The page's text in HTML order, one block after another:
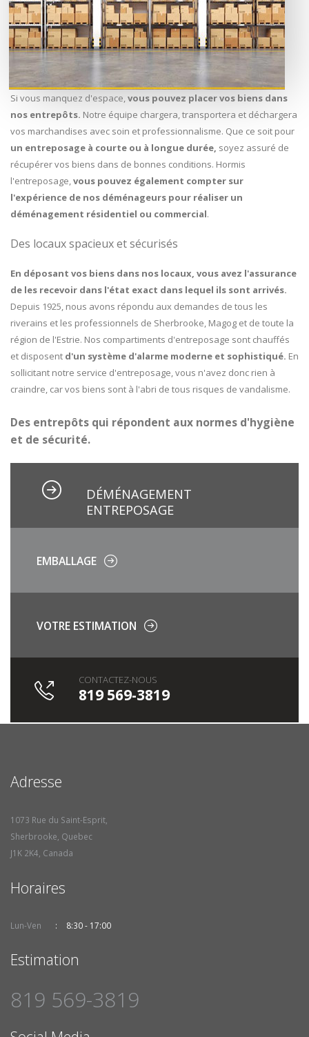
Si vous manquez d'espace,vous pouvez placer vos biens dans
nos entrepôts. Notre équipe chargera, transportera et déchargera
vos marchandises avec soin et professionnalisme. Que ce soit pour
un entreposage à courte ou à longue durée, soyez assuré de
récupérer vos biens dans de bonnes conditions. Hormis
l'entreposage,vous pouvez également compter sur
l'expérience de nos déménageurs pour réaliser un
déménagement résidentiel ou commercial.
Des locaux spacieux et sécurisés
En déposant vos biens dans nos locaux, vous avez l'assurance
de les recevoir dans l'état exact dans lequel ils sont arrivés.
Depuis 1925, nous avons répondu aux demandes de tous les
riverains et les professionnels de Sherbrooke, Magog et de toute la
région de l'Estrie. Nos compartiments d'entreposage sont chauffés
et disposent d'un système d'alarme moderne et sophistiqué. En
sollicitant notre service d'entreposage, vous n'avez donc rien à
craindre, car vos biens sont à l'abri de tous risques de vandalisme.
Des entrepôts qui répondent aux normes d'hygiène
et de sécurité.
DÉMÉNAGEMENT
ENTREPOSAGE
EMBALLAGECLIQUEZ ICI
VOTRE ESTIMATION
CONTACTEZ-NOUS
819 569-3819
Adresse
1073 Rue du Saint-Esprit,
Sherbrooke, Quebec
J1K 2K4, Canada
Horaires
Lun-Ven 8:30 - 17:00
Estimation
819 569-3819